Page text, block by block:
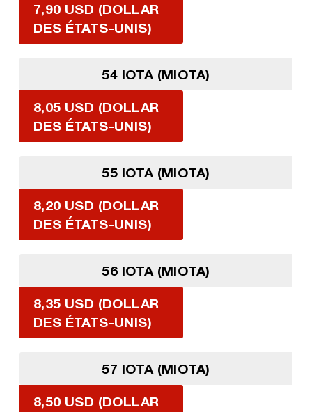
7,90 USD (DOLLAR
DES ÉTATS-UNIS)
54 IOTA (MIOTA)
8,05 USD (DOLLAR
DES ÉTATS-UNIS)
55 IOTA (MIOTA)
8,20 USD (DOLLAR
DES ÉTATS-UNIS)
56 IOTA (MIOTA)
8,35 USD (DOLLAR
DES ÉTATS-UNIS)
57 IOTA (MIOTA)
8,50 USD (DOLLAR